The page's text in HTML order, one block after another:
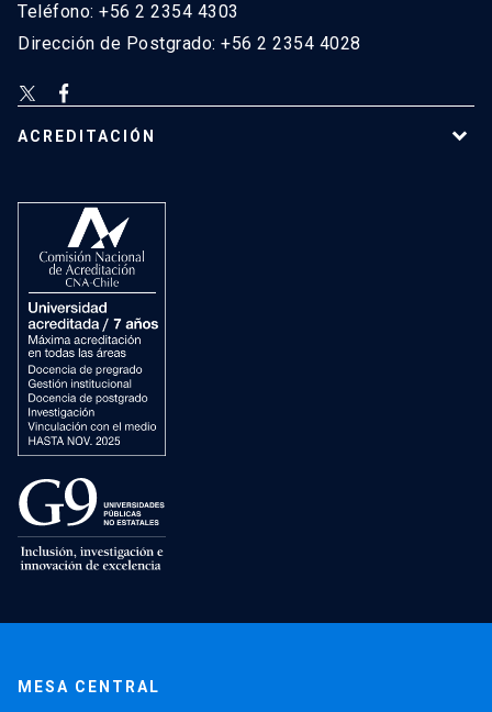
Teléfono: +56 2 2354 4303
Dirección de Postgrado: +56 2 2354 4028
ACREDITACIÓN
MESA CENTRAL